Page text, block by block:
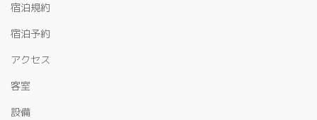
宿泊規約
宿泊予約
アクセス
客室
設備